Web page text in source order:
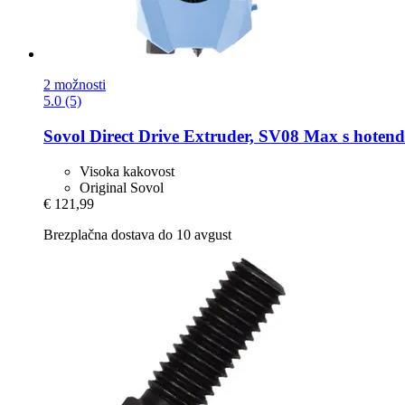
2 možnosti
5.0 (5)
Sovol Direct Drive Extruder, SV08 Max s
Visoka kakovost
Original Sovol
€ 121,99
Brezplačna dostava do 10 avgust